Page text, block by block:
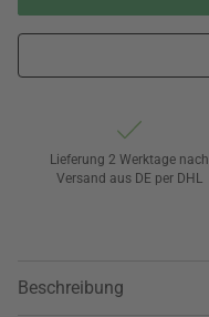
Lieferung 2 Werktage nach
Versand aus DE per DHL
Beschreibung